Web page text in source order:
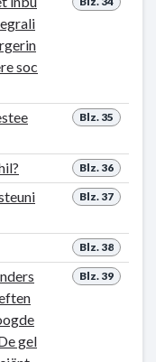
soc
Blz. 35
Blz. 36
Blz. 37
Blz. 38
Blz. 39
gel